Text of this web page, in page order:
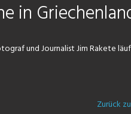
in
und Journalist Jim Rakete
Zurück